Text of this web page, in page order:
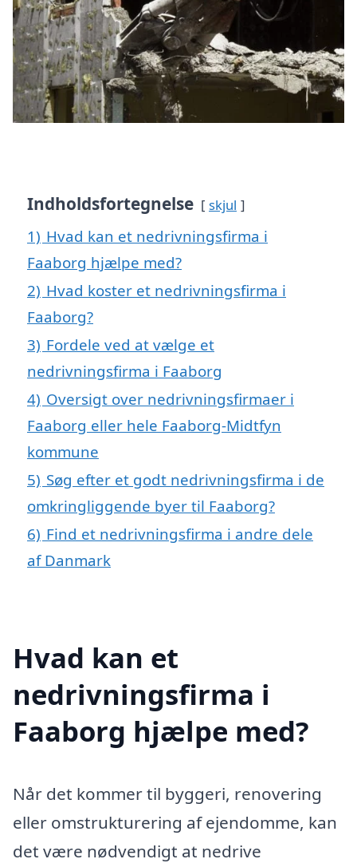
Indholdsfortegnelse skjul
1) Hvad kan et nedrivningsfirma i
Faaborg hjælpe med?
2) Hvad koster et nedrivningsfirma i
Faaborg?
3) Fordele ved at vælge et
nedrivningsfirma i Faaborg
4) Oversigt over nedrivningsfirmaer i
Faaborg eller hele Faaborg-Midtfyn
kommune
5) Søg efter et godt nedrivningsfirma i de
omkringliggende byer til Faaborg?
6) Find et nedrivningsfirma i andre dele
af Danmark
Hvad kan et
nedrivningsfirma i
Faaborg hjælpe med?
Når det kommer til byggeri, renovering
eller omstrukturering af ejendomme, kan
det være nødvendigt at nedrive